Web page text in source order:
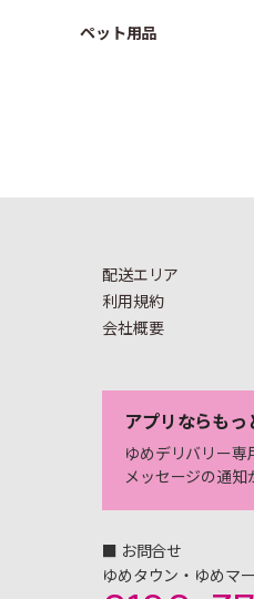
ペット用品
配送エリア
利用規約
会社概要
アプリならもっ
ゆめデリバリー専
メッセージの通知
■ お問合せ
ゆめタウン・ゆめマ